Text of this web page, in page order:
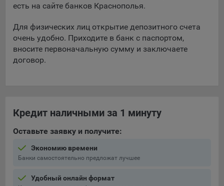
есть на сайте банков Краснополья.
Для физических лиц открытие депозитного счета
очень удобно. Приходите в банк с паспортом,
вносите первоначальную сумму и заключаете
договор.
Кредит наличными за 1 минуту
Оставьте заявку и получите:
Экономию времени
Банки самостоятельно предложат лучшее
Удобный онлайн формат